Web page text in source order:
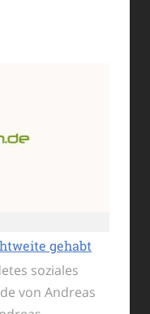
gehabt
soziales
von Andreas